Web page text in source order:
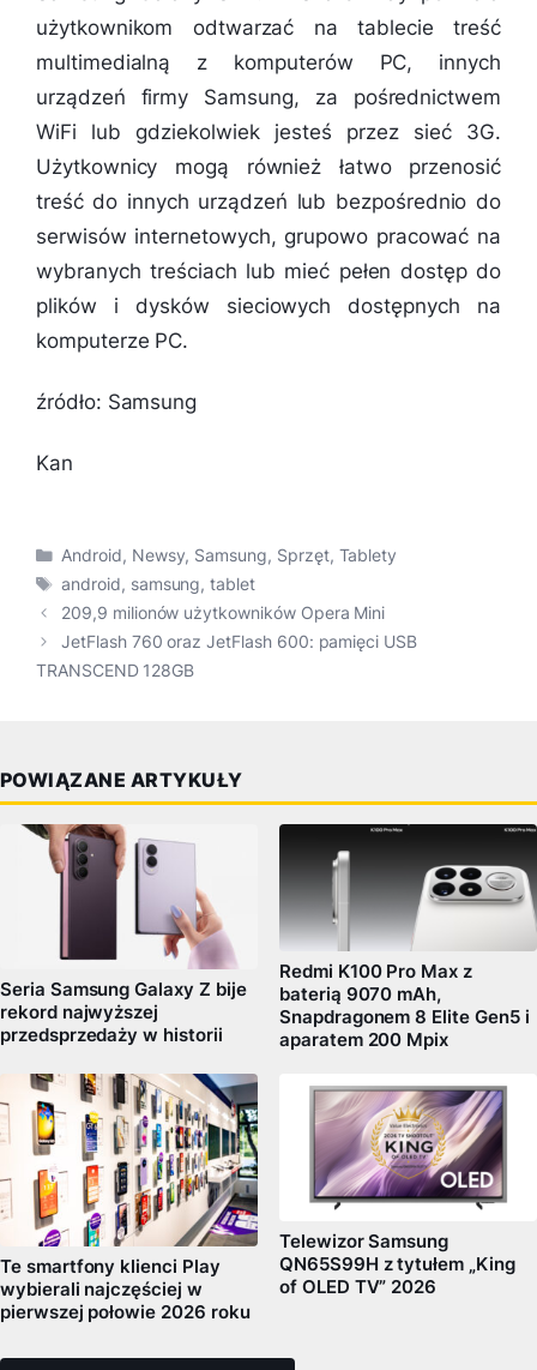
użytkownikom odtwarzać na tablecie treść
multimedialną z komputerów PC, innych
urządzeń firmy Samsung, za pośrednictwem
WiFi lub gdziekolwiek jesteś przez sieć 3G.
Użytkownicy mogą również łatwo przenosić
treść do innych urządzeń lub bezpośrednio do
serwisów internetowych, grupowo pracować na
wybranych treściach lub mieć pełen dostęp do
plików i dysków sieciowych dostępnych na
komputerze PC.
źródło: Samsung
Kan
Kategorie
Android, Newsy, Samsung, Sprzęt, Tablety
Tagi
android, samsung,tablet
209,9 milionów użytkowników Opera Mini
JetFlash 760 oraz JetFlash 600: pamięci USB
TRANSCEND 128GB
POWIĄZANE ARTYKUŁY
Seria Samsung Galaxy Z bije
rekord najwyższej
przedsprzedaży w historii
Redmi K100 Pro Max z
baterią 9070 mAh,
Snapdragonem 8 Elite Gen5 i
aparatem 200 Mpix
Te smartfony klienci Play
wybierali najczęściej w
pierwszej połowie 2026 roku
Telewizor Samsung
QN65S99H z tytułem „King
of OLED TV” 2026